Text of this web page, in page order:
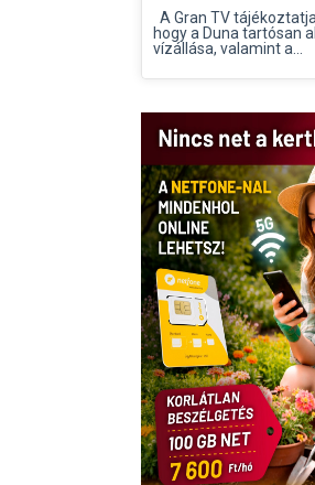
A Gran TV
hogy a Duna tartósan
vízállása, valamint a...